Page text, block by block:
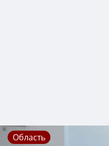
Область